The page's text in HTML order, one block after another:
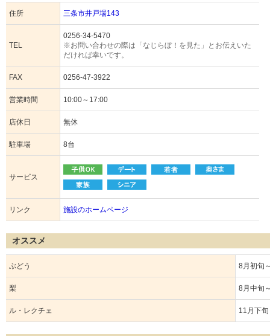
住所 三条市井戸場143
TEL
0256-34-5470
※お問い合わせの際は「なじらぼ！を見た」とお伝えいた
だければ幸いです。
FAX 0256-47-3922
営業時間 10:00～17:00
店休日 無休
駐車場 8台
サービス
リンク 施設のホームページ
オススメ
ぶどう 8月初旬
梨 8月中旬
ル・レクチェ 11月下